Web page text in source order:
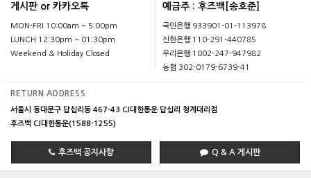
게시판 or 카카오톡
MON-FRI 10:00am ~ 5:00pm
LUNCH 12:30pm ~ 01:30pm
Weekend & Holiday Closed
예금주 : 후즈백[송호준]
국민은행 933901-01-113978
신한은행 110-291-440785
우리은행 1002-247-947982
농협 302-0179-6739-41
RETURN ADDRESS
서울시 동대문구 답십리동 467-43 CJ대한통운 답십리 청계대리점
후즈백 CJ대한통운(1588-1255)
후즈백 공지사항 Q & A 게시판